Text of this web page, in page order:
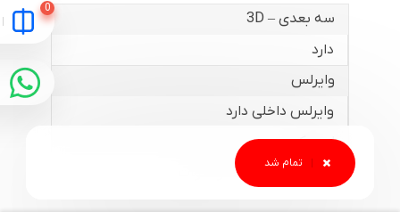
سه بعدی – 3D
دارد
وایرلس
وایرلس داخلی دارد
اسپیکر
دارد- یک عدد بلندگو 5 وات